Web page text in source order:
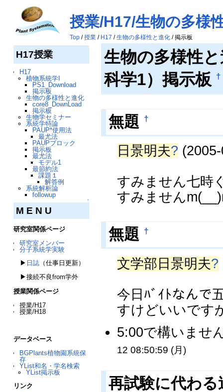
授業/H17/生物の多様
Top/授業/ H17 /生物の多様性と進化/ 掲示板
H17授業
H17
植物系統学I
PS1_Download
掲示板
生物の多様性と進化
core8_DownLoad
掲示板
生物学セミナー
系統学特論
PAUP*使用法
最尤法
PAUPブロック
掲示板
最尤法
モデル1
最節約法
課題１
解答例
系統解析論
followup
↑
M E N U
研究室関係ページ
研究室メンバー
分子系統学実験
▶ 日誌（仕事日更新）
▶接続不良from学外
授業関係ページ
授業/H17
授業/H18
データベース
BGPlants植物園系統保
存
YList和名・学名検索
YList掲示板
リンク
生物の多様性
科学1）掲示板
†
無題 †
日景明夫?
すみません七時
すみません
無題 †
文学部日景明夫?
今日ﾊﾞｲﾄなんで
すけどいいです
5:00で構いませ
12 08:50:59 (月)
再試験に代わ